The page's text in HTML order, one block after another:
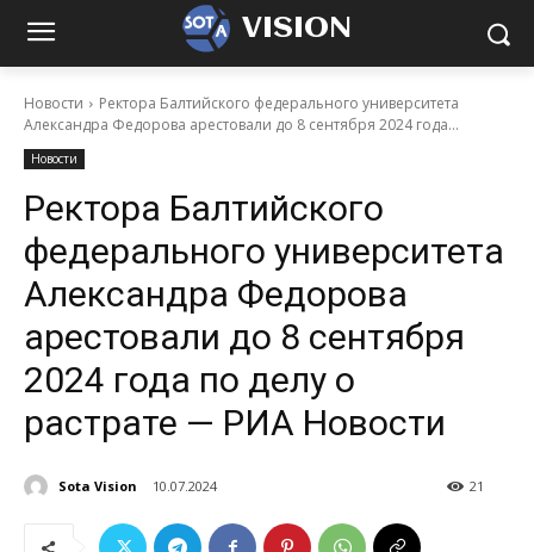
VISION
Новости
Ректора Балтийского федерального университета
Александра Федорова арестовали до 8 сентября 2024 года...
Новости
Ректора Балтийского
федерального университета
Александра Федорова
арестовали до 8 сентября
2024 года по делу о
растрате — РИА Новости
Sota Vision 10.07.2024 21